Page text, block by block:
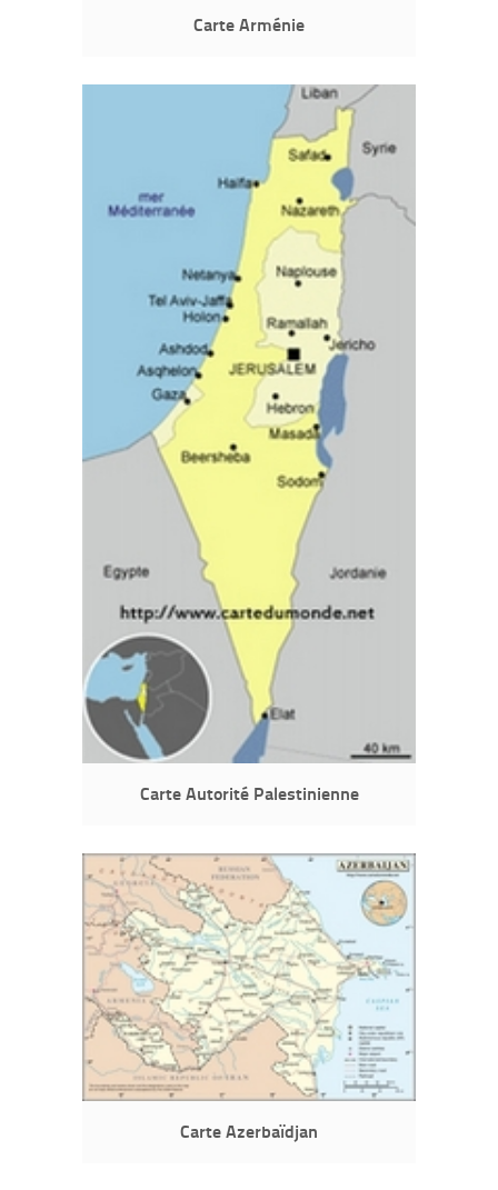
Carte Arménie
Carte Autorité Palestinienne
Carte Azerbaïdjan